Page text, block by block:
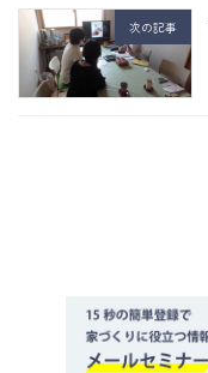
次の記事